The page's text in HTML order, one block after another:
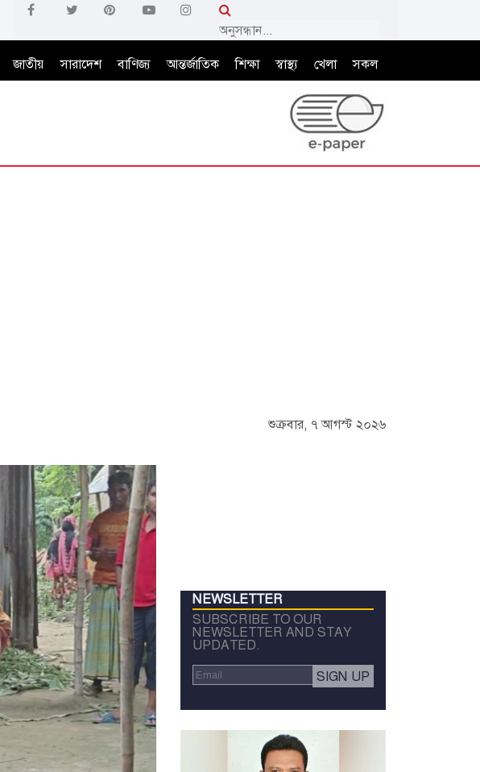
জাতীয় সারাদেশ বাণিজ্য আন্তর্জাতিক শিক্ষা স্বাস্থ্য খেলা সকল
শুক্রবার, ৭ আগস্ট ২০২৬
NEWSLETTER
SUBSCRIBE TO OUR
NEWSLETTER AND STAY
UPDATED.